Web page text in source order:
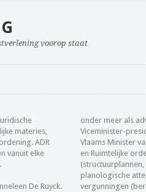
voorop staat
materies,
ADR
vanuit elke
De Ruyck.
onder meer als
Viceminister-
Vlaams Minister
en Ruimtelijke
(structuurplannen,
planologische
vergunningen